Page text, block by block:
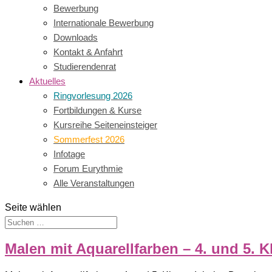
Bewerbung
Internationale Bewerbung
Downloads
Kontakt & Anfahrt
Studierendenrat
Aktuelles
Ringvorlesung 2026
Fortbildungen & Kurse
Kursreihe Seiteneinsteiger
Sommerfest 2026
Infotage
Forum Eurythmie
Alle Veranstaltungen
Seite wählen
Malen mit Aquarellfarben – 4. und 5.